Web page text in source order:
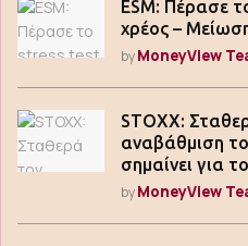
ESM: Πέρασε
χρέος –
byMoneyView
STOXX:
αναβάθμιση
σημαίνει για
byMoneyView